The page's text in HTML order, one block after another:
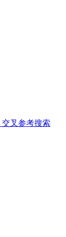
交叉参考搜索